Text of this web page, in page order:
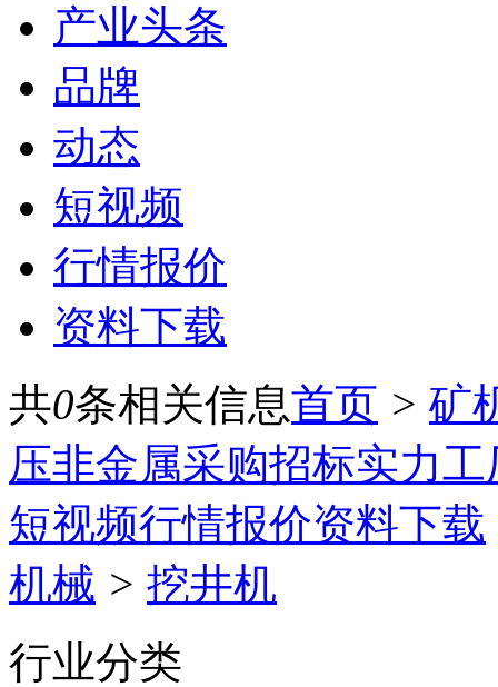
产业头条
品牌
动态
短视频
行情报价
资料下载
共0条相关信息首页 > 矿
压非金属采购招标实力工
短视频行情报价资料下载
机械 > 挖井机
行业分类